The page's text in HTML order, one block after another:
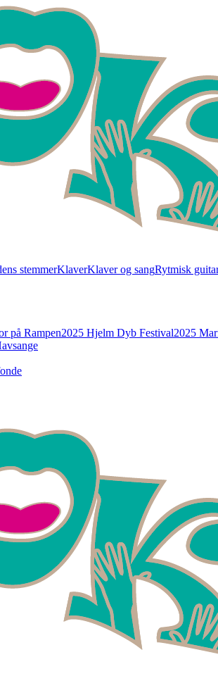
stemmerKlaverKlaver og sangRytmisk
på Rampen2025 Hjelm Dyb Festival2025